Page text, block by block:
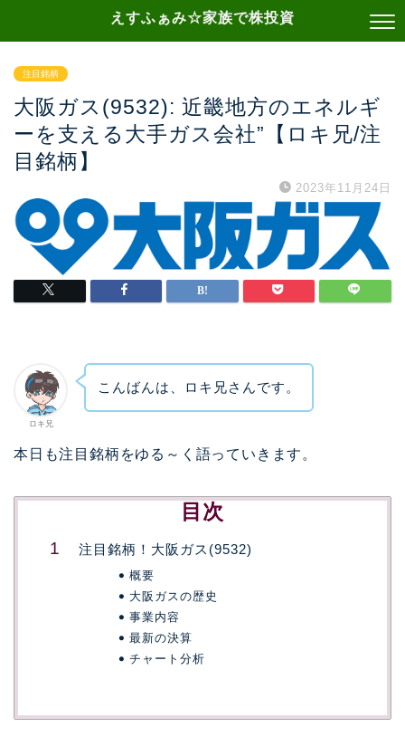
えすふぁみ☆家族で株投資
注目銘柄
大阪ガス(9532): 近畿地方のエネルギ
ーを支える大手ガス会社”【ロキ兄/注
目銘柄】
2023年11月24日
ロキ兄
こんばんは、ロキ兄さんです。
本日も注目銘柄をゆる～く語っていきます。
目次
注目銘柄！大阪ガス(9532)
概要
大阪ガスの歴史
事業内容
最新の決算
チャート分析